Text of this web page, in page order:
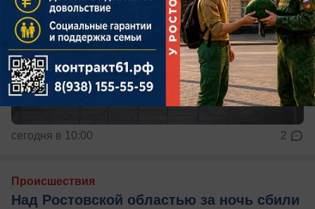
сегодня в 10:00 2
Происшествия
Над Ростовской областью за ночь сбили